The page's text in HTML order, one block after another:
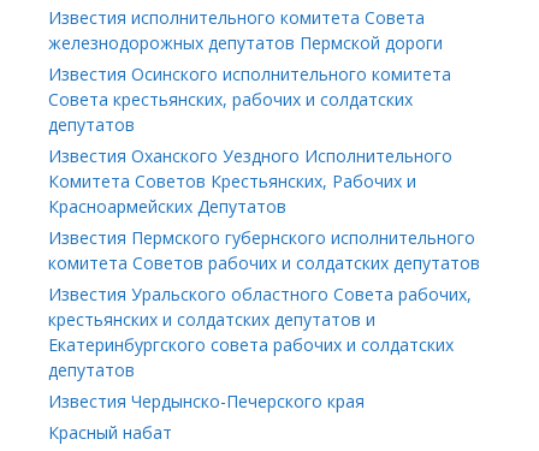
Известия исполнительного комитета Совета
железнодорожных депутатов Пермской дороги
Известия Осинского исполнительного комитета
Совета крестьянских, рабочих и солдатских
депутатов
Известия Оханского Уездного Исполнительного
Комитета Советов Крестьянских, Рабочих и
Красноармейских Депутатов
Известия Пермского губернского исполнительного
комитета Советов рабочих и солдатских депутатов
Известия Уральского областного Совета рабочих,
крестьянских и солдатских депутатов и
Екатеринбургского совета рабочих и солдатских
депутатов
Известия Чердынско-Печерского края
Красный набат